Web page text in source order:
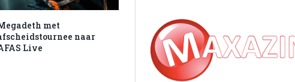
met
naar
Live